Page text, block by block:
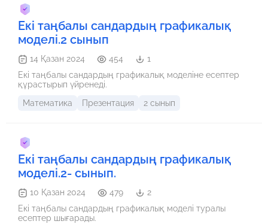
Екі таңбалы сандардың графикалық
моделі.2 сынып
14 Қазан 2024 454
1
Екі таңбалы сандардың графикалық моделіне есептер
құрастырып үйренеді.
Математика
Презентация 2 сынып
Екі таңбалы сандардың графикалық
моделі.2- сынып.
10 Қазан 2024 479
2
Екі таңбалы сандардың графикалық моделі туралы
есептер шығарады.